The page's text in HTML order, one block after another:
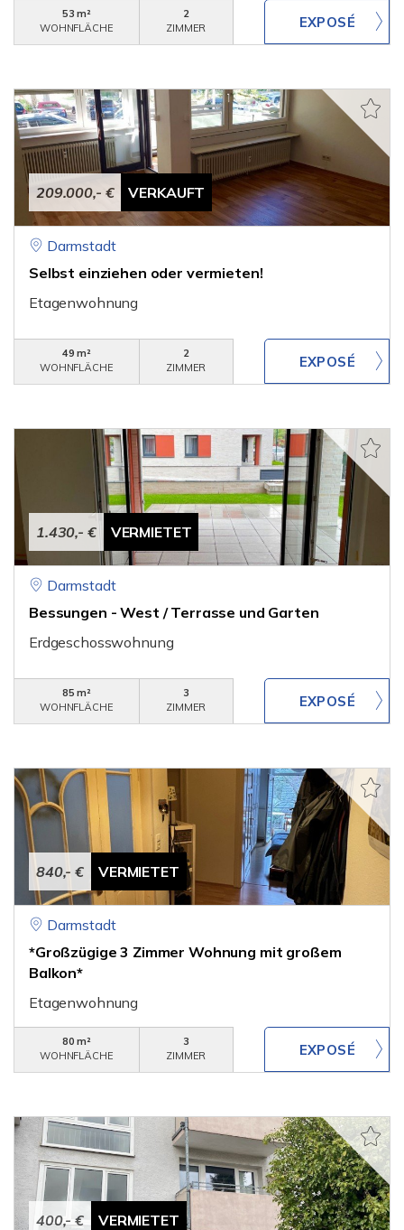
53 m²
WOHNFLÄCHE
2
ZIMMER
209.000,- € VERKAUFT
Darmstadt
Selbst einziehen oder vermieten!
Etagenwohnung
49 m²
WOHNFLÄCHE
2
ZIMMER
1.430,- € VERMIETET
Darmstadt
Bessungen - West / Terrasse und Garten
Erdgeschosswohnung
85 m²
WOHNFLÄCHE
3
ZIMMER
840,- € VERMIETET
Darmstadt
*Großzügige 3 Zimmer Wohnung mit großem
Balkon*
Etagenwohnung
80 m²
WOHNFLÄCHE
3
ZIMMER
400,- € VERMIETET